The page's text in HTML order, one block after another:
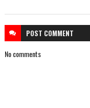
POST COMMENT
No comments